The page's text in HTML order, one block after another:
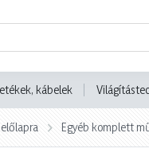
kábelek
Egyéb komplett